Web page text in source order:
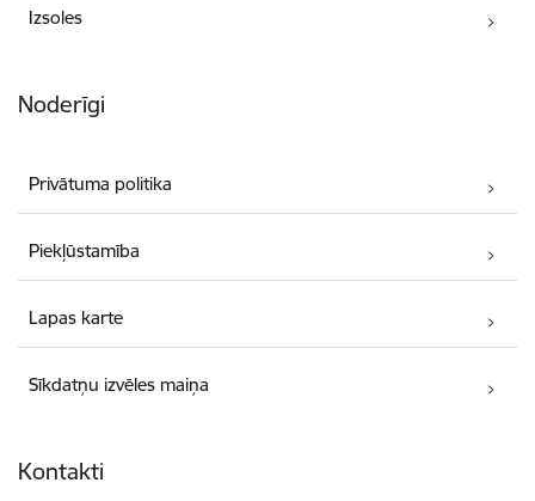
Izsoles
Noderīgi
Privātuma politika
Piekļūstamība
Lapas karte
Sīkdatņu izvēles maiņa
Kontakti